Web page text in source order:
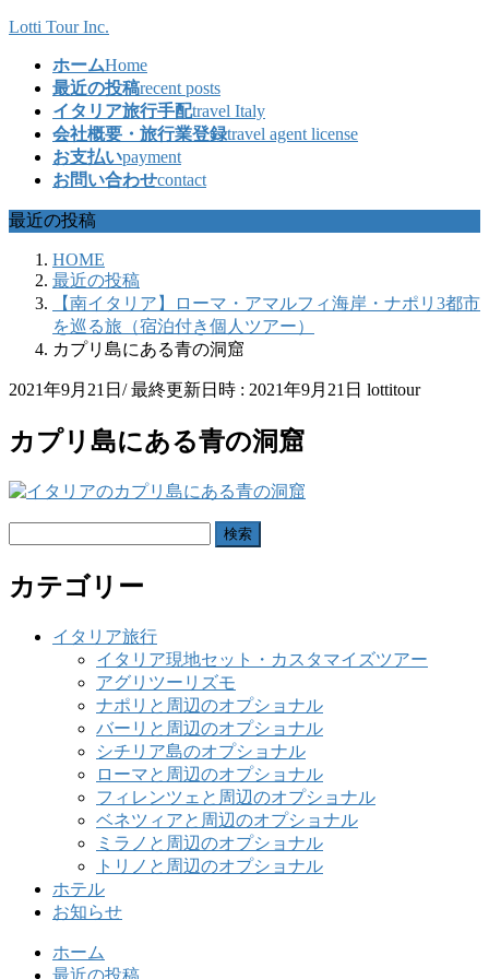
コ
ッ
プ
ナ
移
動
Lotti Tour Inc.
ホームHome
最近の投稿recent posts
イタリア旅行手配travel Italy
会社概要・旅行業登録travel agent license
お支払いpayment
お問い合わせcontact
最近の投稿
HOME
最近の投稿
【南イタリア】ローマ・アマルフィ海岸・ナポリ3都市
を巡る旅（宿泊付き個人ツアー）
カプリ島にある青の洞窟
2021年9月21日 / 最終更新日時 : 2021年9月21日 lottitour
カプリ島にある青の洞窟
カテゴリー
イタリア旅行
イタリア現地セット・カスタマイズツアー
アグリツーリズモ
ナポリと周辺のオプショナル
バーリと周辺のオプショナル
シチリア島のオプショナル
ローマと周辺のオプショナル
フィレンツェと周辺のオプショナル
ベネツィアと周辺のオプショナル
ミラノと周辺のオプショナル
トリノと周辺のオプショナル
ホテル
お知らせ
ホーム
最近の投稿